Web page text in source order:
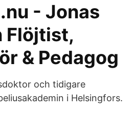
- Jonas
Flöjtist,
& Pedagog
och tidigare
i Helsingfors.